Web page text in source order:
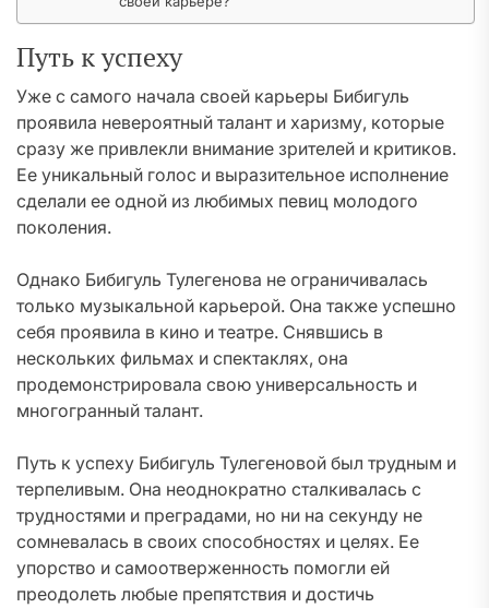
Путь к успеху
Уже с самого начала своей карьеры Бибигуль
проявила невероятный талант и харизму, которые
сразу же привлекли внимание зрителей и критиков.
Ее уникальный голос и выразительное исполнение
сделали ее одной из любимых певиц молодого
поколения.
Однако Бибигуль Тулегенова не ограничивалась
только музыкальной карьерой. Она также успешно
себя проявила в кино и театре. Снявшись в
нескольких фильмах и спектаклях, она
продемонстрировала свою универсальность и
многогранный талант.
Путь к успеху Бибигуль Тулегеновой был трудным и
терпеливым. Она неоднократно сталкивалась с
трудностями и преградами, но ни на секунду не
сомневалась в своих способностях и целях. Ее
упорство и самоотверженность помогли ей
преодолеть любые препятствия и достичь